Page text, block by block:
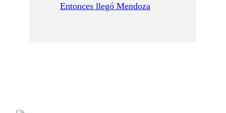
Entonces llegó Mendoza